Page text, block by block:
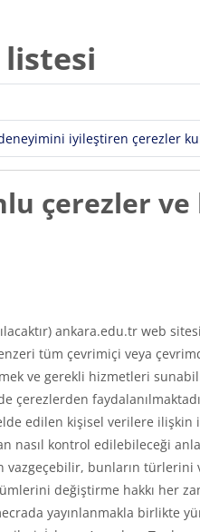
iyileştiren çerezler
çerezler
ankara.edu.tr web
tüm çevrimiçi veya
ve gerekli hizmetleri
edilen kişisel verilere
nasıl kontrol edilebileceği
vazgeçebilir, bunların
değiştirme hakkı her
yayınlanmakla birlikte